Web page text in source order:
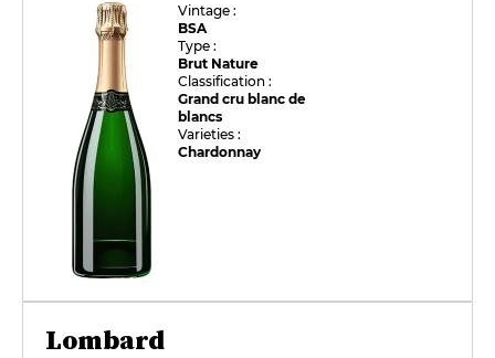
Vintage :
BSA
Type :
Brut Nature
Classification :
Grand cru blanc de
blancs
Varieties :
Chardonnay
Lombard